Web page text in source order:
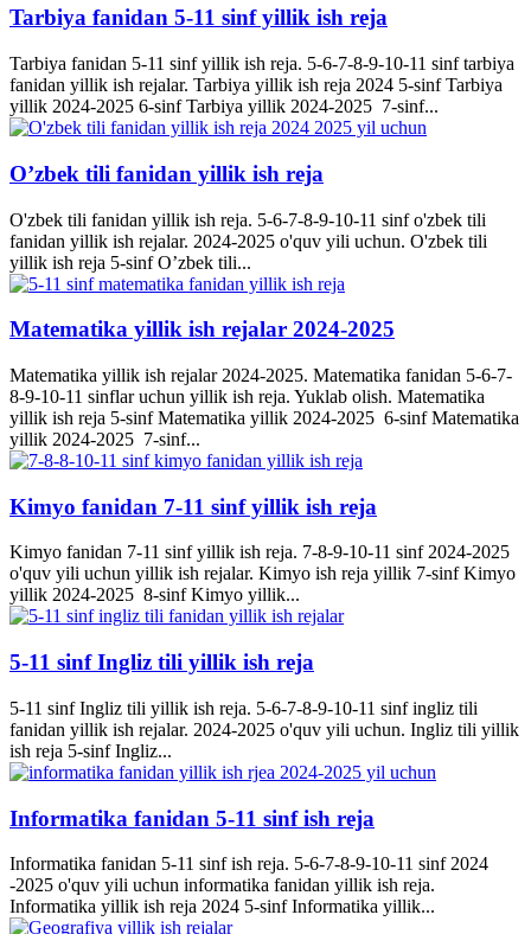
Tarbiya fanidan 5-11 sinf yillik ish reja
Tarbiya fanidan 5-11 sinf yillik ish reja. 5-6-7-8-9-10-11 sinf tarbiya
fanidan yillik ish rejalar. Tarbiya yillik ish reja 2024 5-sinf Tarbiya
yillik 2024-2025 6-sinf Tarbiya yillik 2024-2025 7-sinf...
O’zbek tili fanidan yillik ish reja
O'zbek tili fanidan yillik ish reja. 5-6-7-8-9-10-11 sinf o'zbek tili
fanidan yillik ish rejalar. 2024-2025 o'quv yili uchun. O'zbek tili
yillik ish reja 5-sinf O’zbek tili...
Matematika yillik ish rejalar 2024-2025
Matematika yillik ish rejalar 2024-2025. Matematika fanidan 5-6-7-
8-9-10-11 sinflar uchun yillik ish reja. Yuklab olish. Matematika
yillik ish reja 5-sinf Matematika yillik 2024-2025 6-sinf Matematika
yillik 2024-2025 7-sinf...
Kimyo fanidan 7-11 sinf yillik ish reja
Kimyo fanidan 7-11 sinf yillik ish reja. 7-8-9-10-11 sinf 2024-2025
o'quv yili uchun yillik ish rejalar. Kimyo ish reja yillik 7-sinf Kimyo
yillik 2024-2025 8-sinf Kimyo yillik...
5-11 sinf Ingliz tili yillik ish reja
5-11 sinf Ingliz tili yillik ish reja. 5-6-7-8-9-10-11 sinf ingliz tili
fanidan yillik ish rejalar. 2024-2025 o'quv yili uchun. Ingliz tili yillik
ish reja 5-sinf Ingliz...
Informatika fanidan 5-11 sinf ish reja
Informatika fanidan 5-11 sinf ish reja. 5-6-7-8-9-10-11 sinf 2024
-2025 o'quv yili uchun informatika fanidan yillik ish reja.
Informatika yillik ish reja 2024 5-sinf Informatika yillik...